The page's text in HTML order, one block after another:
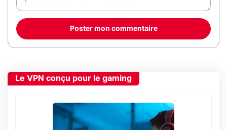
Poster mon commentaire
Le VPN conçu pour le gaming